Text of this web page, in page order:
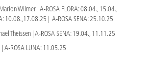
Wilmer | A-ROSA FLORA: 08.04., 15.04.,
10.08.,17.08.25 | A-ROSA SENA: 25.10.25
Theissen | A-ROSA SENA: 19.04., 11.11.25
| A-ROSA LUNA: 11.05.25